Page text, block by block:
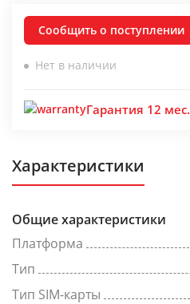
Сообщить о поступлении
Нет в наличии
Гарантия 12 мес.
Характеристики
Общие характеристики
Платформа
Тип
Тип SIM-карты